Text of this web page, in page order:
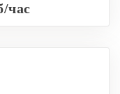
час